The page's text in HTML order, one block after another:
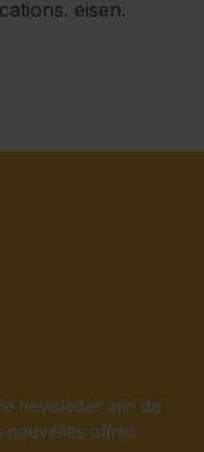
eisen.
newsletter afin de
nouvelles offres.